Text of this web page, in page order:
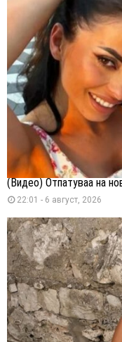
(Видео) Отпатуваа на
22:01 - 6 август, 2026